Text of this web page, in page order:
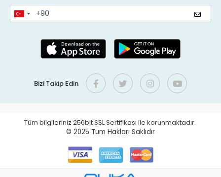
Bizi Takip Edin
Tüm bilgileriniz 256bit SSL Sertifikası ile korunmaktadır.
© 2025 Tüm Hakları Saklıdır